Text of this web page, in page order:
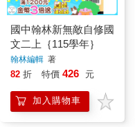
國中翰林新無敵自修國
文二上｛115學年｝
翰林編輯 著
82 折 特價 426 元
加入購物車